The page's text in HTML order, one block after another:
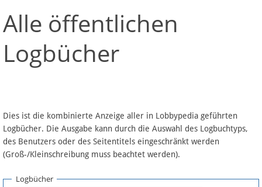
Navigation
Über Lobbypedia
Artikel nach Kategorien
FAQ
Alle öffentlichen
Logbücher
Dies ist die kombinierte Anzeige aller in Lobbypedia geführten
Logbücher. Die Ausgabe kann durch die Auswahl des Logbuchtyps,
des Benutzers oder des Seitentitels eingeschränkt werden
(Groß-/Kleinschreibung muss beachtet werden).
Logbücher